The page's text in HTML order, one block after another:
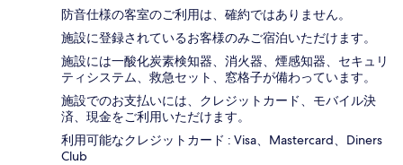
防音仕様の客室のご利用は、確約ではありません。
施設に登録されているお客様のみご宿泊いただけます。
施設には一酸化炭素検知器、消火器、煙感知器、セキュリ
ティシステム、救急セット、窓格子が備わっています。
施設でのお支払いには、クレジットカード、モバイル決
済、現金をご利用いただけます。
利用可能なクレジットカード : Visa、Mastercard、Diners
Club